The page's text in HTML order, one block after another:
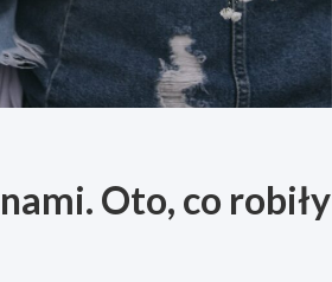
Oto, co robiły